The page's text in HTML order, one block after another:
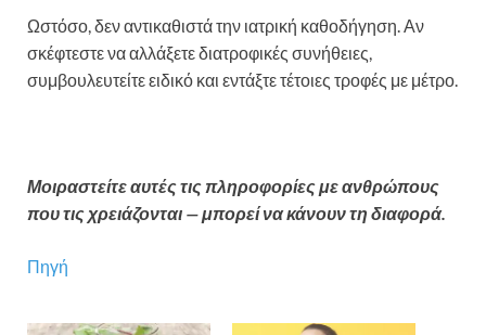
Ωστόσο, δεν αντικαθιστά την ιατρική καθοδήγηση. Αν
σκέφτεστε να αλλάξετε διατροφικές συνήθειες,
συμβουλευτείτε ειδικό και εντάξτε τέτοιες τροφές με μέτρο.
Μοιραστείτε αυτές τις πληροφορίες με ανθρώπους
που τις χρειάζονται — μπορεί να κάνουν τη διαφορά.
Πηγή